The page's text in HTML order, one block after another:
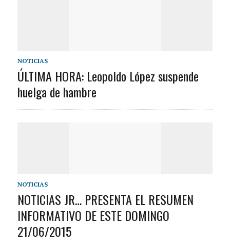
NOTICIAS
ÚLTIMA HORA: Leopoldo López suspende
huelga de hambre
NOTICIAS
NOTICIAS JR… PRESENTA EL RESUMEN
INFORMATIVO DE ESTE DOMINGO
21/06/2015